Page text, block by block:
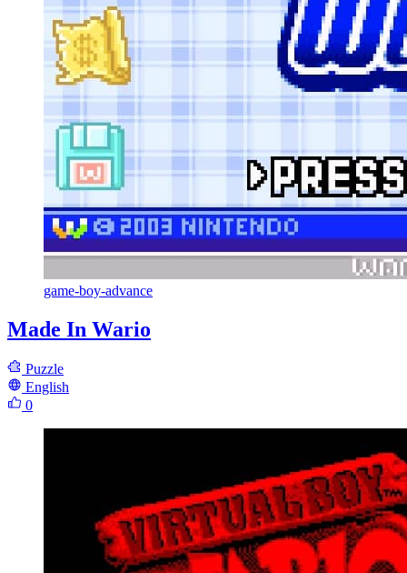
game-boy-advance
Made In Wario
Puzzle
English
0